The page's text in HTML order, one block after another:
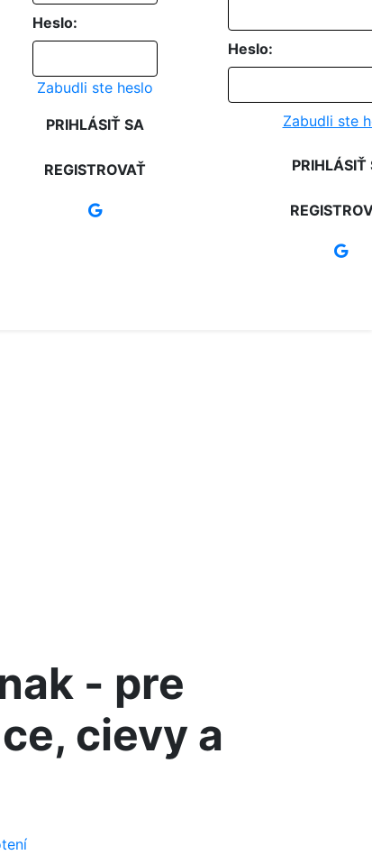
Heslo:
Zabudli ste heslo
PRIHLÁSIŤ SA
REGISTROVAŤ
Heslo:
Zabudli ste
PRIHLÁSIŤ
- pre
cievy a